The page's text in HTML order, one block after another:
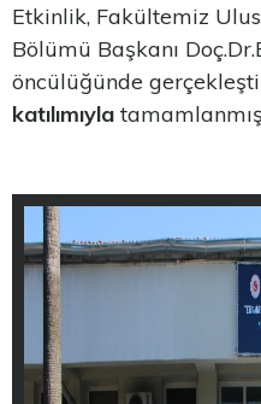
Etkinlik, Fakültemiz
Bölümü Başkanı
öncülüğünde
katılımıyla